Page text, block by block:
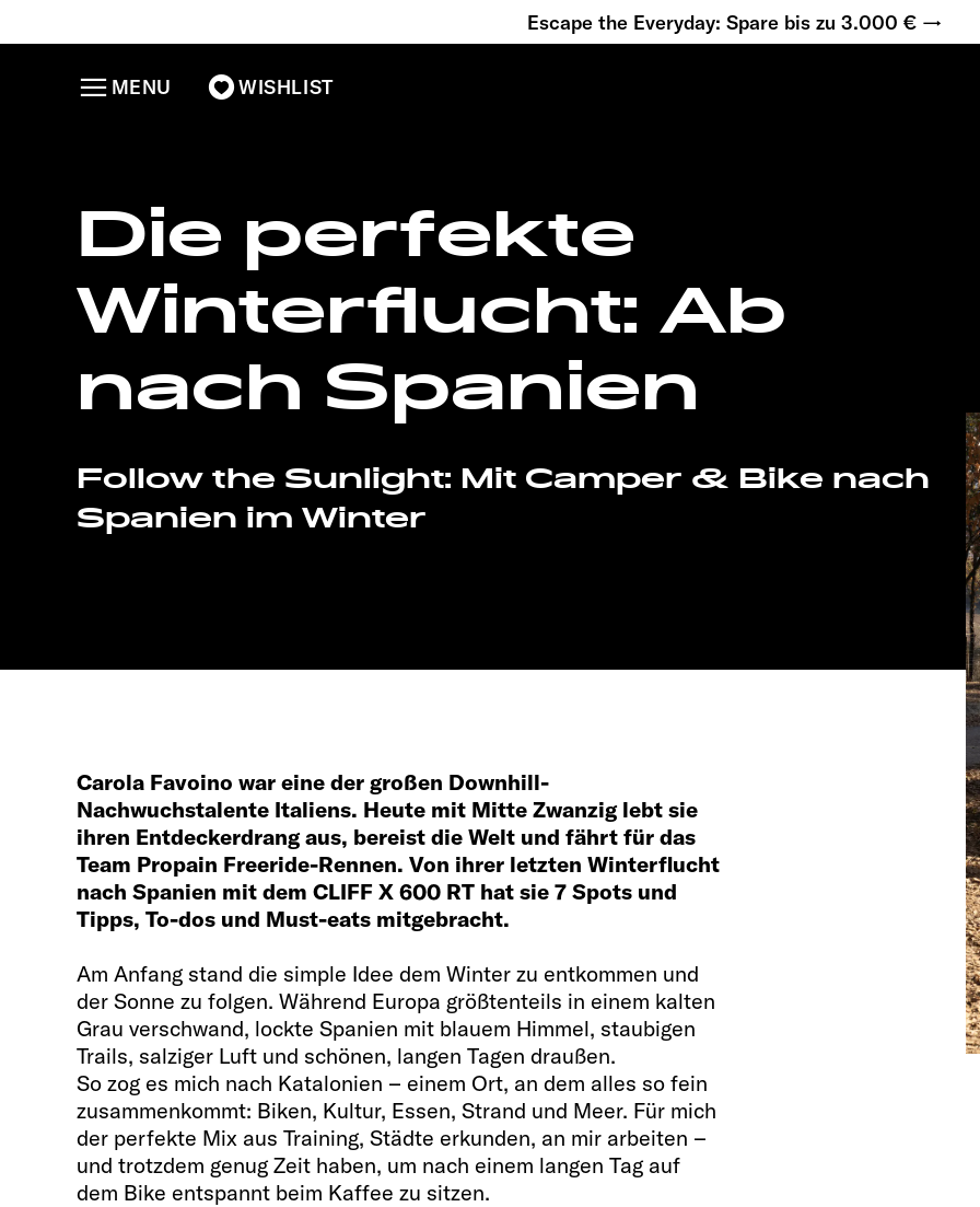
Escape the Everyday: Spare bis zu 3.000 € →
WISHLIST
MENU
Die perfekte
Winterflucht: Ab
nach Spanien
Follow the Sunlight: Mit Camper & Bike nach
Spanien im Winter
Carola Favoino war eine der großen Downhill-
Nachwuchstalente Italiens. Heute mit Mitte Zwanzig lebt sie
ihren Entdeckerdrang aus, bereist die Welt und fährt für das
Team Propain Freeride-Rennen. Von ihrer letzten Winterflucht
nach Spanien mit dem CLIFF X 600 RT hat sie 7 Spots und
Tipps, To-dos und Must-eats mitgebracht.
Am Anfang stand die simple Idee dem Winter zu entkommen und
der Sonne zu folgen. Während Europa größtenteils in einem kalten
Grau verschwand, lockte Spanien mit blauem Himmel, staubigen
Trails, salziger Luft und schönen, langen Tagen draußen.
So zog es mich nach Katalonien – einem Ort, an dem alles so fein
zusammenkommt: Biken, Kultur, Essen, Strand und Meer. Für mich
der perfekte Mix aus Training, Städte erkunden, an mir arbeiten –
und trotzdem genug Zeit haben, um nach einem langen Tag auf
dem Bike entspannt beim Kaffee zu sitzen.